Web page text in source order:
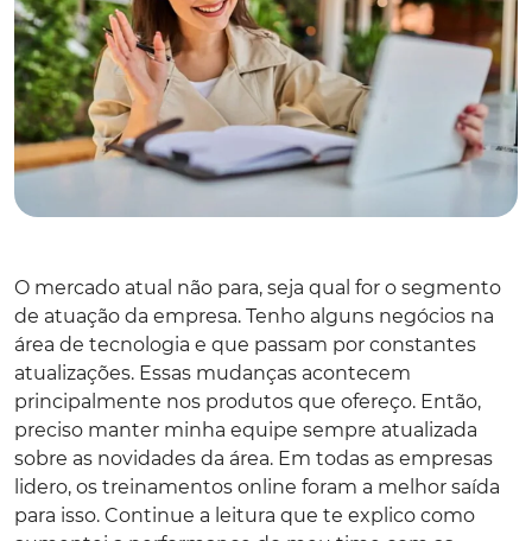
O mercado atual não para, seja qual for o segmento
de atuação da empresa. Tenho alguns negócios na
área de tecnologia e que passam por constantes
atualizações. Essas mudanças acontecem
principalmente nos produtos que ofereço. Então,
preciso manter minha equipe sempre atualizada
sobre as novidades da área. Em todas as empresas
lidero, os treinamentos online foram a melhor saída
para isso. Continue a leitura que te explico como